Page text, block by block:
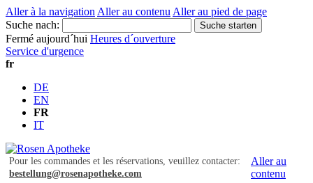
Aller à la navigation Aller au contenu Aller au pied de page
Suche nach:
Suche starten
Fermé aujourd´hui Heures d´ouverture
Service d'urgence
fr
DE
EN
FR
IT
Pour les commandes et les réservations, veuillez contacter:
bestellung@rosenapotheke.com
Aller au
contenu